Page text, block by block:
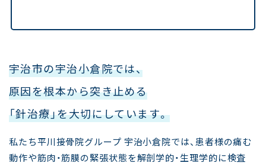
宇治市の宇治小倉院では、
原因を根本から突き止める
「針治療」を大切にしています。
私たち平川接骨院グループ 宇治小倉院では、患者様の痛む
動作や筋肉・筋膜の緊張状態を解剖学的・生理学的に検査